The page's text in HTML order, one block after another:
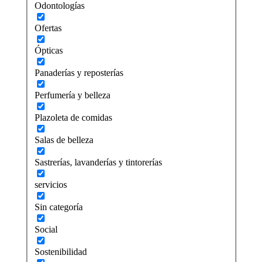
Odontologías
Ofertas
Ópticas
Panaderías y reposterías
Perfumería y belleza
Plazoleta de comidas
Salas de belleza
Sastrerías, lavanderías y tintorerías
servicios
Sin categoría
Social
Sostenibilidad